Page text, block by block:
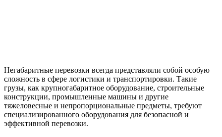
Негабаритные перевозки всегда представляли собой особую
сложность в сфере логистики и транспортировки. Такие
грузы, как крупногабаритное оборудование, строительные
конструкции, промышленные машины и другие
тяжеловесные и непропорциональные предметы, требуют
специализированного оборудования для безопасной и
эффективной перевозки.